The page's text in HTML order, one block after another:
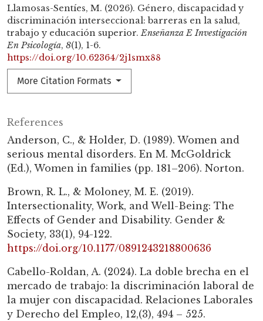
Llamosas-Sentíes, M. (2026). Género, discapacidad y
discriminación interseccional: barreras en la salud,
trabajo y educación superior.Enseñanza E Investigación
En Psicología, 8(1), 1-6.
https://doi.org/10.62364/2j1smx88
More Citation Formats
References
Anderson, C., & Holder, D. (1989). Women and
serious mental disorders. En M. McGoldrick
(Ed.), Women in families (pp. 181–206). Norton.
Brown, R. L., & Moloney, M. E. (2019).
Intersectionality, Work, and Well-Being: The
Effects of Gender and Disability. Gender &
Society, 33(1), 94-122.
https://doi.org/10.1177/0891243218800636
Cabello-Roldan, A. (2024). La doble brecha en el
mercado de trabajo: la discriminación laboral de
la mujer con discapacidad. Relaciones Laborales
y Derecho del Empleo, 12,(3), 494 – 525.